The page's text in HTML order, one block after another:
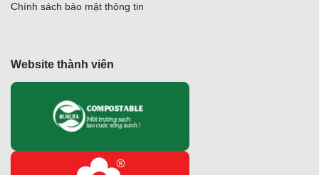
Chính sách bảo mật thông tin
Website thành viên